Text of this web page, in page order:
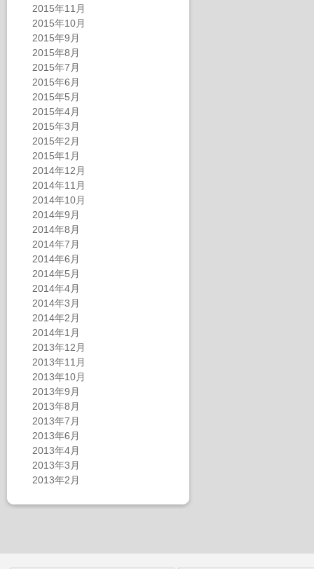
2015年11月
2015年10月
2015年9月
2015年8月
2015年7月
2015年6月
2015年5月
2015年4月
2015年3月
2015年2月
2015年1月
2014年12月
2014年11月
2014年10月
2014年9月
2014年8月
2014年7月
2014年6月
2014年5月
2014年4月
2014年3月
2014年2月
2014年1月
2013年12月
2013年11月
2013年10月
2013年9月
2013年8月
2013年7月
2013年6月
2013年4月
2013年3月
2013年2月